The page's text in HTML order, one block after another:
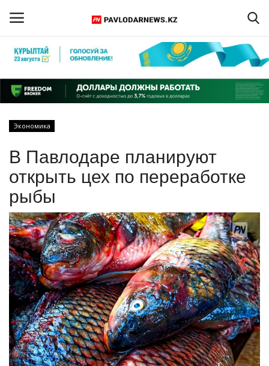
Регистрация
Главная
ПАВЛОДАРСКАЯ ОБЛАСТЬ
КАЗАХСТАН
МИР
СПЕЦПРОЕКТЫ
СПОРТ
Чек-лист
РАЗВЛЕЧЕНИЯ
Экономика
В Павлодаре планируют
открыть цех по переработке
рыбы